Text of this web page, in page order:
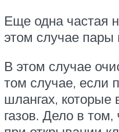
Еще одна частая
этом случае пары
В этом случае
том случае, если
шлангах, которые
газов. Дело в